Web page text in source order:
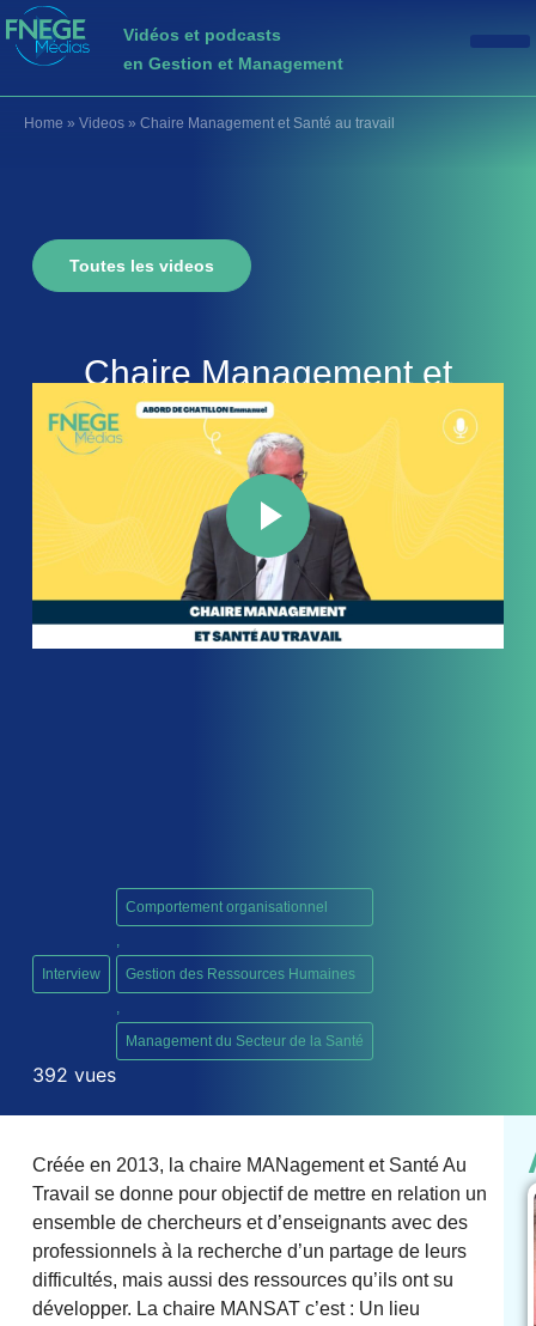
Vidéos et podcasts
en Gestion et Management
Home » Videos » Chaire Management et Santé au travail
Toutes les videos
Chaire Management et
Santé au travail
Interview
Comportement organisationnel
Gestion des Ressources Humaines
Management du Secteur de la Santé
392 vues
Créée en 2013, la chaire MANagement et Santé Au
Travail se donne pour objectif de mettre en relation un
ensemble de chercheurs et d’enseignants avec des
professionnels à la recherche d’un partage de leurs
difficultés, mais aussi des ressources qu’ils ont su
développer. La chaire MANSAT c’est : Un lieu